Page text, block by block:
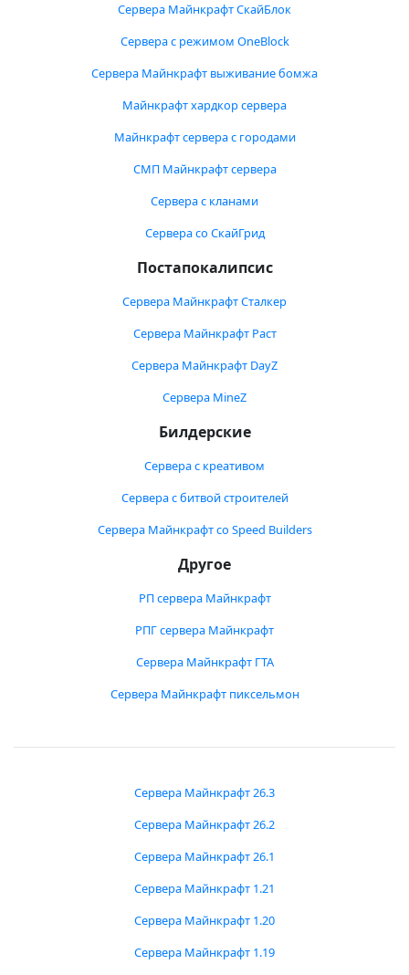
Сервера Майнкрафт СкайБлок
Сервера с режимом OneBlock
Сервера Майнкрафт выживание бомжа
Майнкрафт хардкор сервера
Майнкрафт сервера с городами
СМП Майнкрафт сервера
Сервера с кланами
Сервера со СкайГрид
Постапокалипсис
Сервера Майнкрафт Сталкер
Сервера Майнкрафт Раст
Сервера Майнкрафт DayZ
Сервера MineZ
Билдерские
Сервера с креативом
Сервера с битвой строителей
Сервера Майнкрафт со Speed Builders
Другое
РП сервера Майнкрафт
РПГ сервера Майнкрафт
Сервера Майнкрафт ГТА
Сервера Майнкрафт пиксельмон
Сервера Майнкрафт 26.3
Сервера Майнкрафт 26.2
Сервера Майнкрафт 26.1
Сервера Майнкрафт 1.21
Сервера Майнкрафт 1.20
Сервера Майнкрафт 1.19